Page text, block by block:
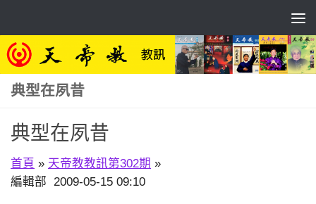
典型在夙昔
典型在夙昔
首頁 » 天帝教教訊第302期 »
編輯部 2009-05-15 09:10